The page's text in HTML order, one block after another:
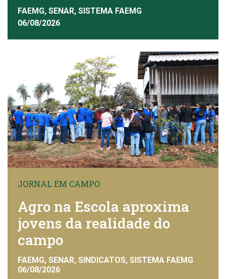
FAEMG, SENAR, SISTEMA FAEMG
06/08/2026
JORNAL EM CAMPO
Agro na Escola aproxima
jovens da realidade do
campo
FAEMG, SENAR, SINDICATOS, SISTEMA FAEMG
06/08/2026